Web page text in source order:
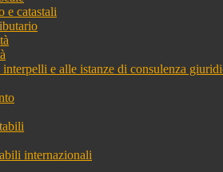
e catastali
e alle istanze di consulenza
internazionali